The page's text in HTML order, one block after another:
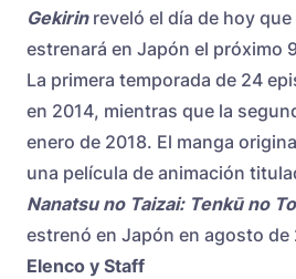
Gekirinreveló el día de hoy que
estrenará en Japón el próximo
La primera temporada de 24
en 2014, mientras que la
enero de 2018. El manga
una película de animación
Nanatsu no Taizai: Tenkū no
estrenó en Japón en agosto de
Elenco y Staff